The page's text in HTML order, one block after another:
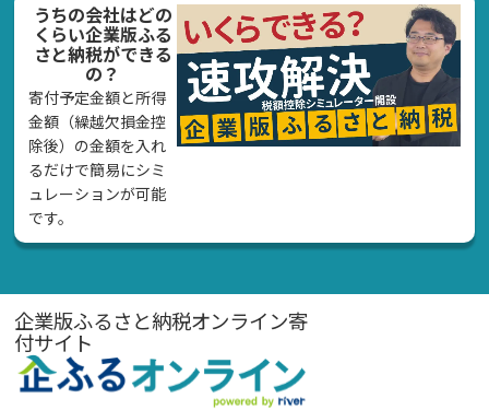
うちの会社はどの
くらい企業版ふる
さと納税ができる
の？
寄付予定金額と所得
金額（繰越欠損金控
除後）の金額を入れ
るだけで簡易にシミ
ュレーションが可能
です。
企業版ふるさと納税オンライン寄
付サイト